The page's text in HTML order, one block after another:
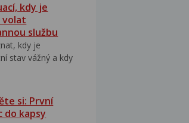
kdy je
službu
kdy je
stav vážný a kdy
si: První
do kapsy